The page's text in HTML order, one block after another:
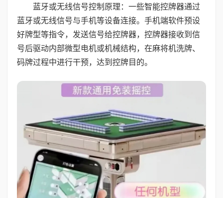
蓝牙或无线信号控制原理：一些智能控牌器通过
蓝牙或无线信号与手机等设备连接。手机端软件预设
好牌型等指令，发送信号给控牌器，控牌器接收到信
号后驱动内部微型电机或机械结构，在麻将机洗牌、
码牌过程中进行干预，达到控牌目的。